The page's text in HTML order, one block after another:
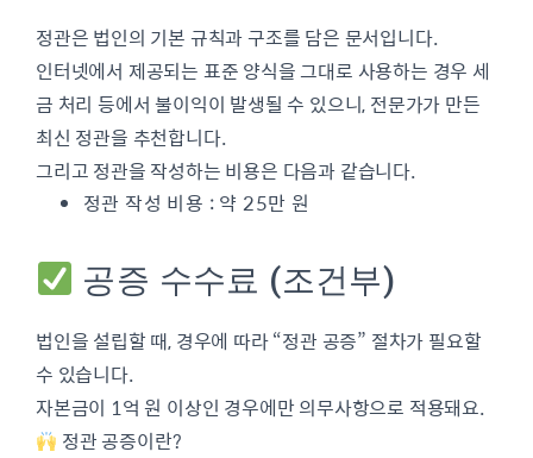
정관은 법인의 기본 규칙과 구조를 담은 문서입니다.
인터넷에서 제공되는 표준 양식을 그대로 사용하는 경우 세
금 처리 등에서 불이익이 발생될 수 있으니, 전문가가 만든
최신 정관을 추천합니다.
그리고 정관을 작성하는 비용은 다음과 같습니다.
정관 작성 비용 : 약 25만 원
공증 수수료 (조건부)
법인을 설립할 때, 경우에 따라 “정관 공증” 절차가 필요할
수 있습니다.
자본금이 1억 원 이상인 경우에만 의무사항으로 적용돼요.
정관 공증이란?